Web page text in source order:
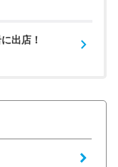
出店！